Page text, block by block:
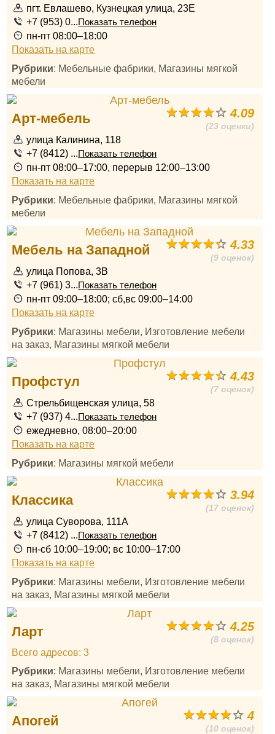
пгт. Евлашево, Кузнецкая улица, 23Е
+7 (953) 0...Показать телефон
пн-пт 08:00–18:00
Показать на карте
Рубрики: Мебельные фабрики, Магазины мягкой
мебели
4.09
(23 оценки)
Арт-мебель
улица Калинина, 118
+7 (8412) ...Показать телефон
пн-пт 08:00–17:00, перерыв 12:00–13:00
Показать на карте
Рубрики: Мебельные фабрики, Магазины мягкой
мебели
4.33
(9 оценок)
Мебель на Западной
улица Попова, 3В
+7 (961) 3...Показать телефон
пн-пт 09:00–18:00; сб,вс 09:00–14:00
Показать на карте
Рубрики: Магазины мебели, Изготовление мебели
на заказ, Магазины мягкой мебели
4.43
(7 оценок)
Профстул
Стрельбищенская улица, 58
+7 (937) 4...Показать телефон
ежедневно, 08:00–20:00
Показать на карте
Рубрики: Магазины мягкой мебели
3.94
(17 оценок)
Классика
улица Суворова, 111А
+7 (8412) ...Показать телефон
пн-сб 10:00–19:00; вс 10:00–17:00
Показать на карте
Рубрики: Магазины мебели, Изготовление мебели
на заказ, Магазины мягкой мебели
4.25
(8 оценок)
Ларт
Всего адресов: 3
Рубрики: Магазины мебели, Изготовление мебели
на заказ, Магазины мягкой мебели
4
(10 оценок)
Апогей